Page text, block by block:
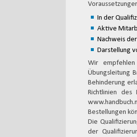
In der
Aktive
Nachweis
Darstellung
Wir
Übungsleitung
Behinderung
Richtlinien des
Bestellungen
Die
der